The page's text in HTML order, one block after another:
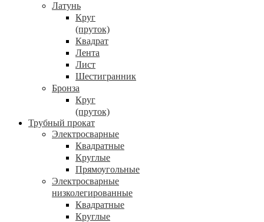
Латунь
Круг
(пруток)
Квадрат
Лента
Лист
Шестигранник
Бронза
Круг
(пруток)
Трубный прокат
Электросварные
Квадратные
Круглые
Прямоугольные
Электросварные
низколегированные
Квадратные
Круглые